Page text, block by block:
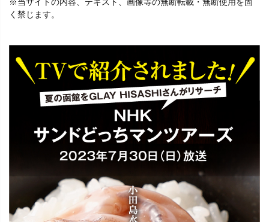
※当サイトの内容、テキスト、画像等の無断転載・無断使用を固
く禁じます。